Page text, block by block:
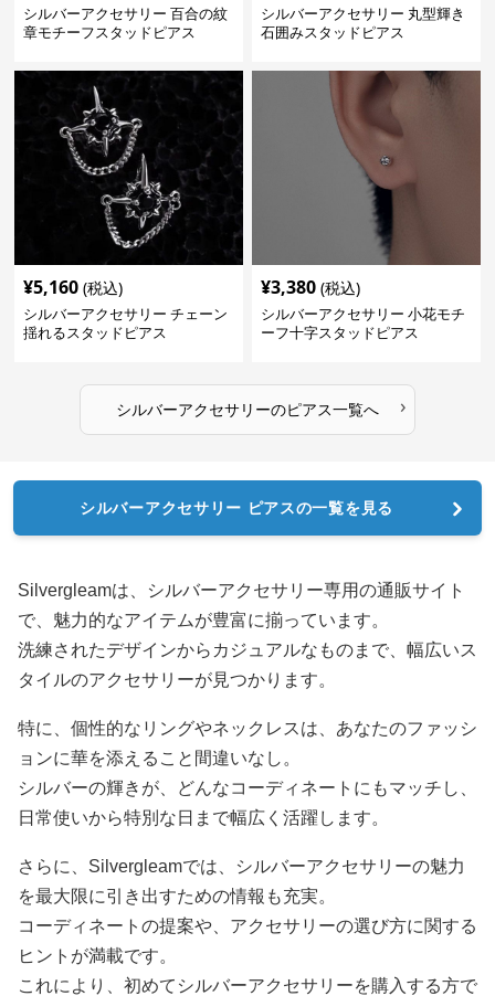
シルバーアクセサリー 百合の紋
章モチーフスタッドピアス
シルバーアクセサリー 丸型輝き
石囲みスタッドピアス
¥5,160 (税込)
シルバーアクセサリー チェーン
揺れるスタッドピアス
¥3,380 (税込)
シルバーアクセサリー 小花モチ
ーフ十字スタッドピアス
シルバーアクセサリーのピアス一覧へ ›
シルバーアクセサリー ピアスの一覧を見る
Silvergleamは、シルバーアクセサリー専用の通販サイト
で、魅力的なアイテムが豊富に揃っています。
洗練されたデザインからカジュアルなものまで、幅広いス
タイルのアクセサリーが見つかります。
特に、個性的なリングやネックレスは、あなたのファッシ
ョンに華を添えること間違いなし。
シルバーの輝きが、どんなコーディネートにもマッチし、
日常使いから特別な日まで幅広く活躍します。
さらに、Silvergleamでは、シルバーアクセサリーの魅力
を最大限に引き出すための情報も充実。
コーディネートの提案や、アクセサリーの選び方に関する
ヒントが満載です。
これにより、初めてシルバーアクセサリーを購入する方で